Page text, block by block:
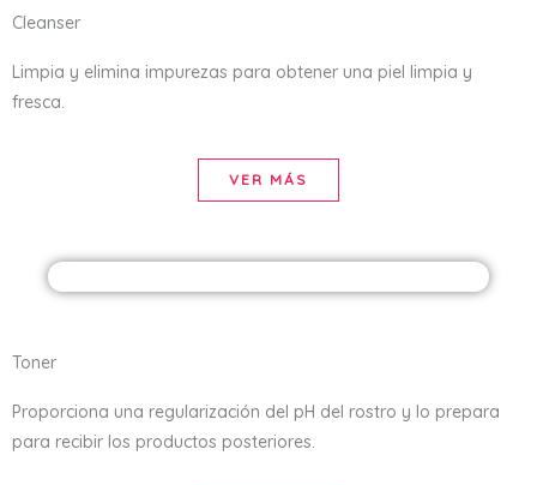
Cleanser
Limpia y elimina impurezas para obtener una piel limpia y
fresca.
VER MÁS
Toner
Proporciona una regularización del pH del rostro y lo prepara
para recibir los productos posteriores.